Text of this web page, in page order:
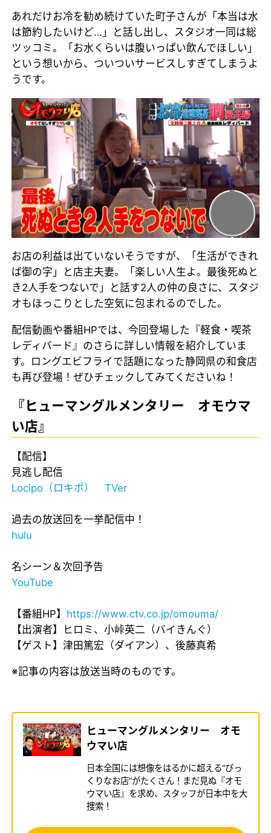
あれだけお冷を勧め続けていた町子さんが「本当は水
は節約したいけど…」と話し出し、スタジオ一同は総
ツッコミ。「お水くらいは腹いっぱい飲んでほしい」
という想いから、ついついサービスしすぎてしまうよ
うです。
お店の利益は出ていないそうですが、「生活ができれ
ば御の字」と店主夫妻。「楽しい人生よ。最後死ぬと
き2人手をつないで」と話す2人の仲の良さに、スタジ
オもほっこりとした空気に包まれるのでした。
配信動画や番組HPでは、今回登場した『軽食・喫茶
レディバード』のさらに詳しい情報を紹介していま
す。ロングエビフライで話題になった静岡県の和食店
も再び登場！ぜひチェックしてみてくださいね！
『ヒューマングルメンタリー オモウマ
い店』
【配信】
見逃し配信
Locipo（ロキポ）
TVer
過去の放送回を一挙配信中！
hulu
名シーン＆次回予告
YouTube
【番組HP】 https://www.ctv.co.jp/omouma/
【出演者】ヒロミ、小峠英二（バイきんぐ）
【ゲスト】津田篤宏（ダイアン）、後藤真希
※記事の内容は放送当時のものです。
ヒューマングルメンタリー オモ
ウマい店
日本全国には想像をはるかに超える“びっ
くりなお店”がたくさん！まだ見ぬ『オモ
ウマい店』を求め、スタッフが日本中を大
捜索！